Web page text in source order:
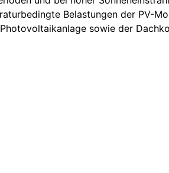
Belastungen der PV-
sowie der